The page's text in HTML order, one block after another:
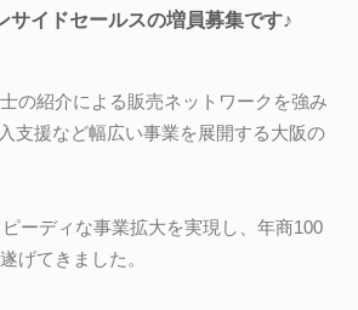
サイドセールスの増員募集です♪
の紹介による販売ネットワークを強み
支援など幅広い事業を展開する大阪の
ーディな事業拡大を実現し、年商100
げてきました。